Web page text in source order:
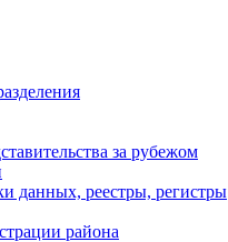
за рубежом
данных, реестры, регистры
района